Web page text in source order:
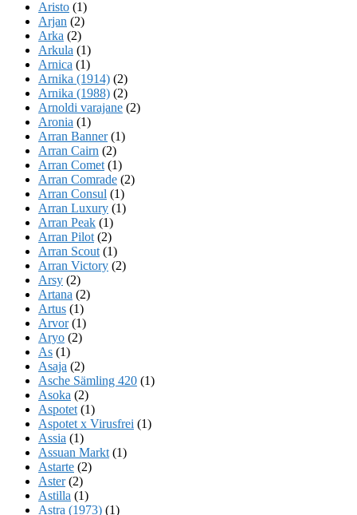
Aristo (1)
Arjan (2)
Arka (2)
Arkula (1)
Arnica (1)
Arnika (1914) (2)
Arnika (1988) (2)
Arnoldi varajane (2)
Aronia (1)
Arran Banner(1)
Arran Cairn (2)
Arran Comet (1)
Arran Comrade (2)
Arran Consul (1)
Arran Luxury (1)
Arran Peak (1)
Arran Pilot (2)
Arran Scout (1)
Arran Victory (2)
Arsy (2)
Artana (2)
Artus (1)
Arvor(1)
Aryo (2)
As (1)
Asaja (2)
Asche Sämling 420 (1)
Asoka (2)
Aspotet (1)
Aspotet x Virusfrei (1)
Assia (1)
Assuan Markt (1)
Astarte (2)
Aster(2)
Astilla (1)
Astra (1973) (1)